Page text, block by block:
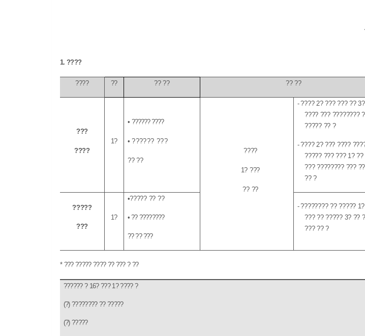
1. ????
???? ?? ?? ?? ?? ??
???
????
1?
•?????? ????
• ?????? ???
?? ??
????
1? ???
?? ??
-????2? ??? ??? ??3
???? ??? ????????
????? ?? ?
-????2? ??? ????
????? ??? ??? 1? ??
??? ???????? ???
?? ?
?????
???
1?
•????? ?? ??
•?? ????????
?? ?? ???
-???????? ?? ????? 1
??? ?? ????? 3? ??
??? ?? ?
* ??? ????? ???? ?? ??? ? ??
?????? ? 16? ??? 1? ???? ?
(?)???????? ?? ?????
(?)?????